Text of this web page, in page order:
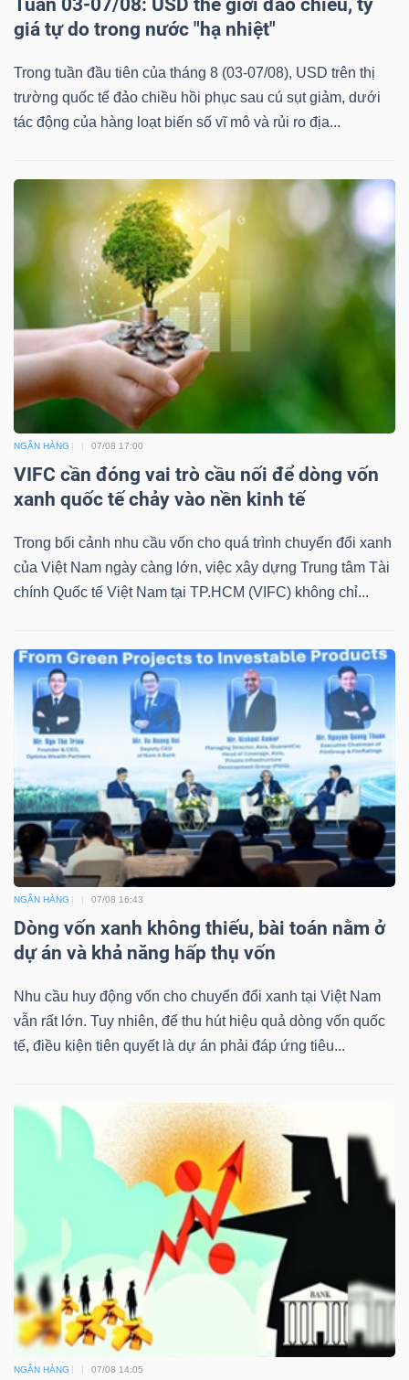
Tuần 03-07/08: USD thế giới đảo chiều, tỷ
giá tự do trong nước "hạ nhiệt"
Trong tuần đầu tiên của tháng 8 (03-07/08), USD trên thị
trường quốc tế đảo chiều hồi phục sau cú sụt giảm, dưới
tác động của hàng loạt biến số vĩ mô và rủi ro địa...
NGÂN HÀNG 07/08 17:00
VIFC cần đóng vai trò cầu nối để dòng vốn
xanh quốc tế chảy vào nền kinh tế
Trong bối cảnh nhu cầu vốn cho quá trình chuyển đổi xanh
của Việt Nam ngày càng lớn, việc xây dựng Trung tâm Tài
chính Quốc tế Việt Nam tại TP.HCM (VIFC) không chỉ...
NGÂN HÀNG 07/08 16:43
Dòng vốn xanh không thiếu, bài toán nằm ở
dự án và khả năng hấp thụ vốn
Nhu cầu huy động vốn cho chuyển đổi xanh tại Việt Nam
vẫn rất lớn. Tuy nhiên, để thu hút hiệu quả dòng vốn quốc
tế, điều kiện tiên quyết là dự án phải đáp ứng tiêu...
NGÂN HÀNG 07/08 14:05